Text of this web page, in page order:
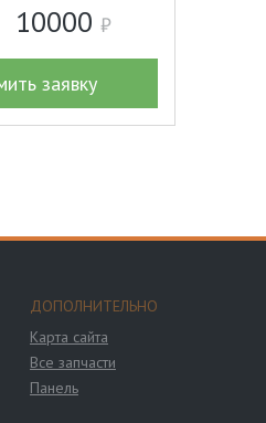
10000
заявку
ДОПОЛНИТЕЛЬНО
Карта сайта
Все запчасти
Панель